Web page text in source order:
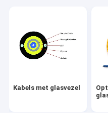
met een vermogen van
Fibre reinigingsmiddelen
Kabels met glasvezel